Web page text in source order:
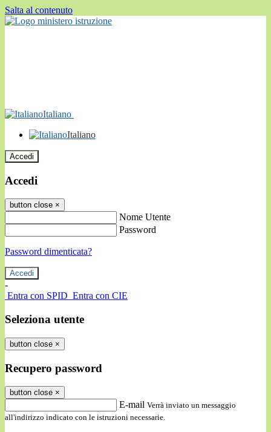
Salta al contenuto
Italiano
Italiano
Accedi
Accedi
button close ×
Nome Utente
Password
Password dimenticata?
-
Entra con SPID Entra con CIE
Seleziona utente
button close ×
Recupero password
button close ×
E-mail Verrà inviato un messaggio
all'indirizzo indicato con le istruzioni necessarie.